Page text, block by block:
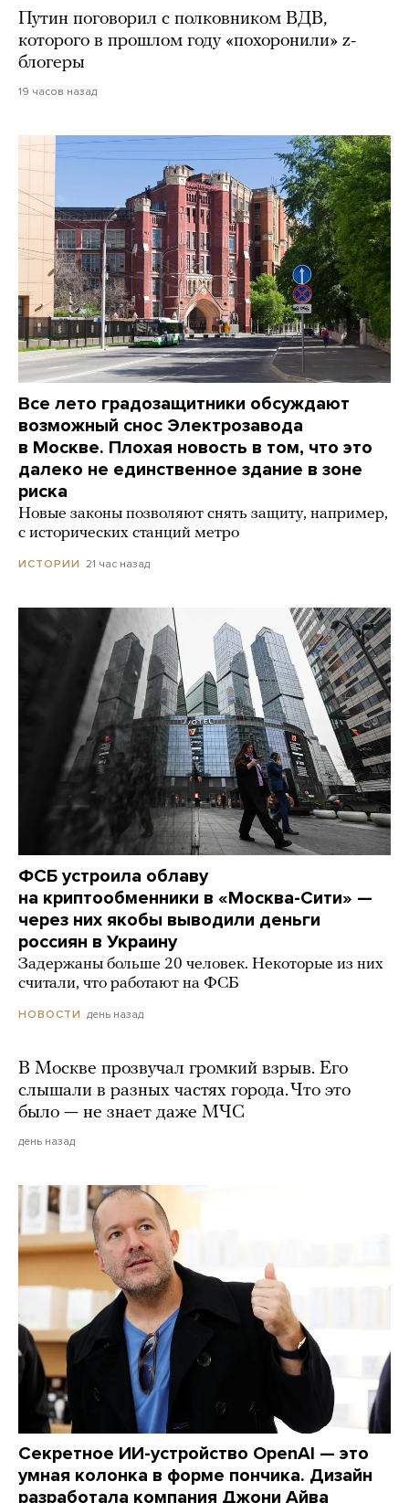
Путин поговорил с полковником ВДВ,
которого в прошлом году «похоронили» z-
блогеры
19 часов назад
Все лето градозащитники обсуждают
возможный снос Электрозавода
в Москве. Плохая новость в том, что это
далеко не единственное здание в зоне
риска
Новые законы позволяют снять защиту, например,
с исторических станций метро
ИСТОРИИ 21 час назад
ФСБ устроила облаву
на криптообменники в «Москва-Сити» —
через них якобы выводили деньги
россиян в Украину
Задержаны больше 20 человек. Некоторые из них
считали, что работают на ФСБ
НОВОСТИ день назад
В Москве прозвучал громкий взрыв. Его
слышали в разных частях города. Что это
было — не знает даже МЧС
день назад
Секретное ИИ-устройство OpenAI — это
умная колонка в форме пончика. Дизайн
разработала компания Джони Айва